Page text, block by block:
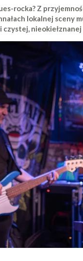
rocka? Z
lokalnej
czystej,